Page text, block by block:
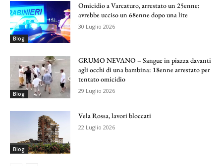
Blog
Omicidio a Varcaturo, arrestato un 25enne:
avrebbe ucciso un 68enne dopo una lite
30 Luglio 2026
Blog
GRUMO NEVANO – Sangue in piazza davanti
agli occhi di una bambina: 18enne arrestato per
tentato omicidio
29 Luglio 2026
Blog
Vela Rossa, lavori bloccati
22 Luglio 2026